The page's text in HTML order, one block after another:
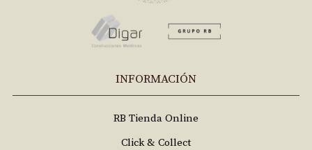
INFORMACIÓN
RB Tienda Online
Click & Collect